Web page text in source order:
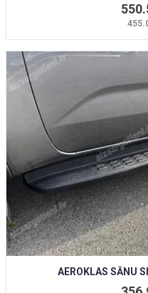
AEROKLAS SĀNU